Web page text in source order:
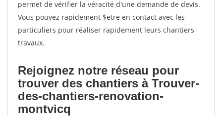
permet de vérifier la véracité d'une demande de devis.
Vous pouvez rapidement $etre en contact avec les
particuliers pour réaliser rapidement leurs chantiers
travaux.
Rejoignez notre réseau pour
trouver des chantiers à Trouver-
des-chantiers-renovation-
montvicq